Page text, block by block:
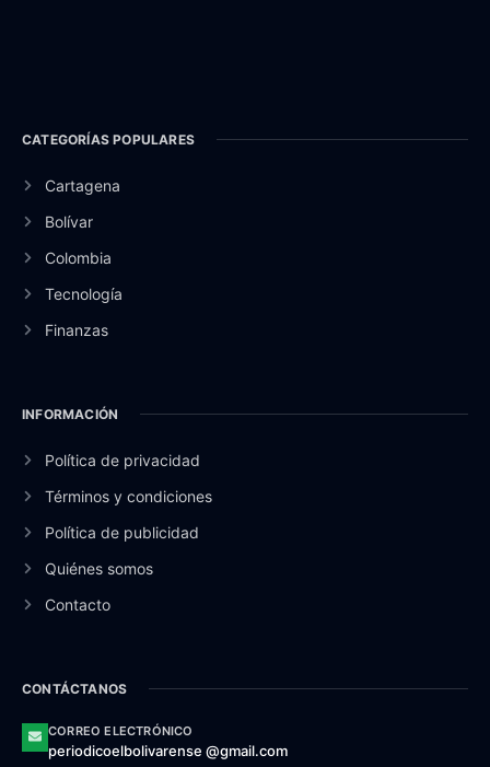
CATEGORÍAS POPULARES
Cartagena
Bolívar
Colombia
Tecnología
Finanzas
INFORMACIÓN
Política de privacidad
Términos y condiciones
Política de publicidad
Quiénes somos
Contacto
CONTÁCTANOS
CORREO ELECTRÓNICO
periodicoelbolivarense @gmail.com